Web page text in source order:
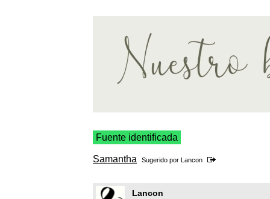
Fuente identificada
Samantha Sugerido por Lancon
Lancon